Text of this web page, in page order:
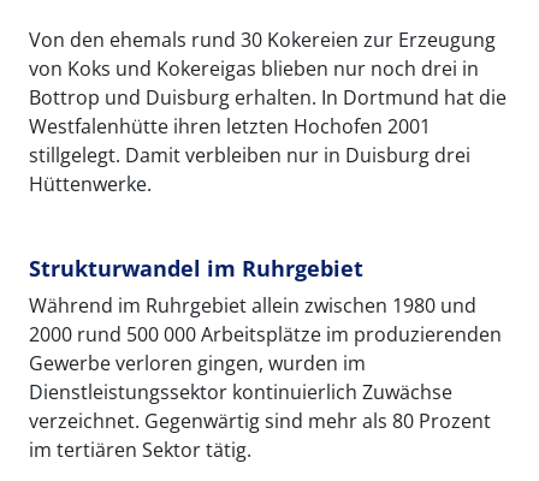
Von den ehemals rund 30 Kokereien zur Erzeugung
von Koks und Kokereigas blieben nur noch drei in
Bottrop und Duisburg erhalten. In Dortmund hat die
Westfalenhütte ihren letzten Hochofen 2001
stillgelegt. Damit verbleiben nur in Duisburg drei
Hüttenwerke.
Strukturwandel im Ruhrgebiet
Während im Ruhrgebiet allein zwischen 1980 und
2000 rund 500 000 Arbeitsplätze im produzierenden
Gewerbe verloren gingen, wurden im
Dienstleistungssektor kontinuierlich Zuwächse
verzeichnet. Gegenwärtig sind mehr als 80 Prozent
im tertiären Sektor tätig.